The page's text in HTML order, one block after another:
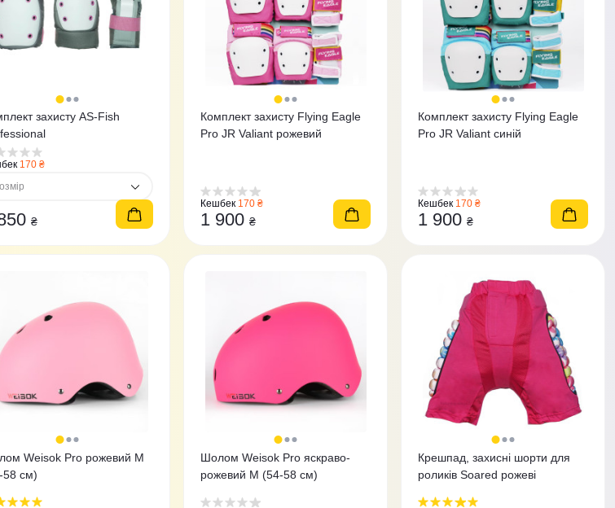
захисту AS-Fish
170 ₴
₴
Комплект захисту Flying Eagle
Pro JR Valiant рожевий
Кешбек 170 ₴
1 900 ₴
Комплект захисту Flying Eagle
Pro JR Valiant синій
Кешбек 170 ₴
1 900 ₴
Weisok Pro рожевий M
58 см)
Шолом Weisok Pro яскраво-
рожевий M (54-58 см)
Крешпад, захисні шорти для
роликів Soared рожеві